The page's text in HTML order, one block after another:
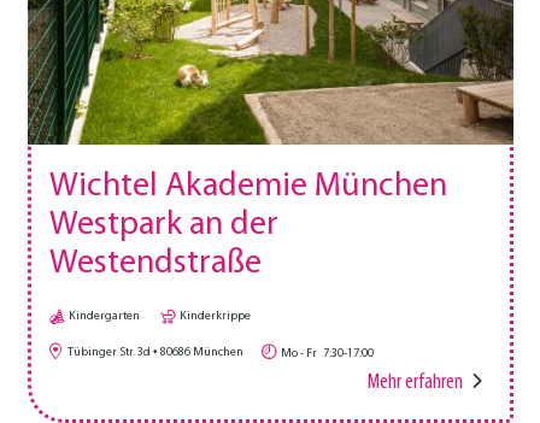
Wichtel Akademie München
Westpark an der
Westendstraße
Kindergarten Kinderkrippe
Tübinger Str. 3d 80686 München Mo - Fr 7:30-17:00
Mehr erfahren